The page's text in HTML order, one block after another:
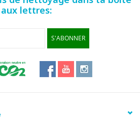
aux lettres:
S'ABONNER